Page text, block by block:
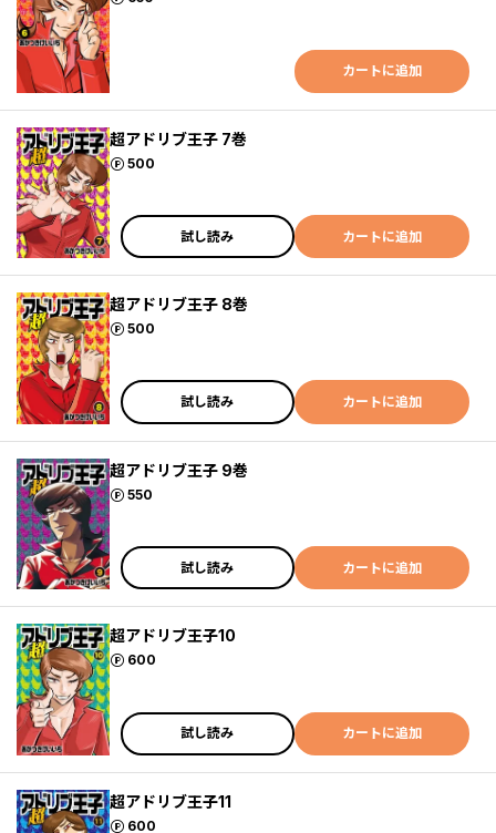
カートに追加
超アドリブ王子 7巻
500
ポイント
試し読み カートに追加
超アドリブ王子 8巻
500
ポイント
試し読み カートに追加
超アドリブ王子 9巻
550
ポイント
試し読み カートに追加
超アドリブ王子10
600
ポイント
試し読み カートに追加
超アドリブ王子11
600
ポイント